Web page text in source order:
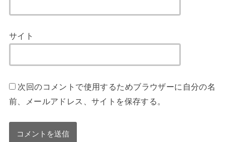
サイト
次回のコメントで使用するためブラウザーに自分の名
前、メールアドレス、サイトを保存する。